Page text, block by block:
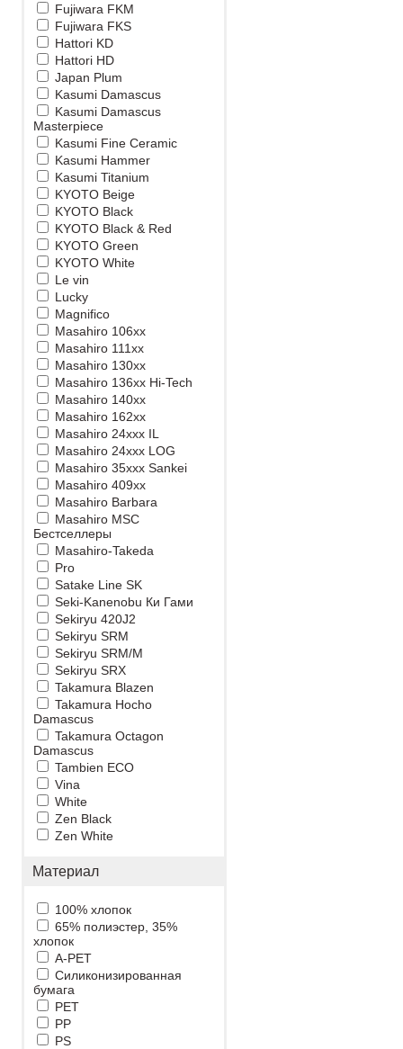
Fujiwara FKM
Fujiwara FKS
Hattori KD
Hattori HD
Japan Plum
Kasumi Damascus
Kasumi Damascus
Masterpiece
Kasumi Fine Ceramic
Kasumi Hammer
Kasumi Titanium
KYOTO Beige
KYOTO Black
KYOTO Black & Red
KYOTO Green
KYOTO White
Le vin
Lucky
Magnifico
Masahiro 106xx
Masahiro 111xx
Masahiro 130xx
Masahiro 136xx Hi-Tech
Masahiro 140xx
Masahiro 162xx
Masahiro 24xxx IL
Masahiro 24xxx LOG
Masahiro 35xxx Sankei
Masahiro 409xx
Masahiro Barbara
Masahiro MSС
Бестселлеры
Masahiro-Takeda
Pro
Satake Line SK
Seki-Kanenobu Ки Гами
Sekiryu 420J2
Sekiryu SRM
Sekiryu SRM/M
Sekiryu SRX
Takamura Blazen
Takamura Hocho
Damascus
Takamura Octagon
Damascus
Tambien ECO
Vina
White
Zen Black
Zen White
Материал
100% хлопок
65% полиэстер, 35%
хлопок
A-PET
Cиликонизированная
бумага
PET
PP
PS